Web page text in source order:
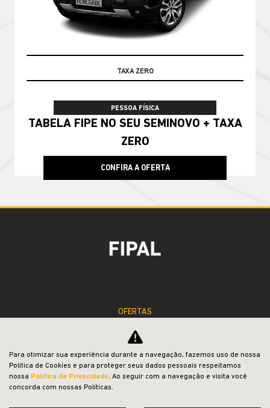
100% DA TABELA FIPE NO SEU USADO
CONFIRA A OFERTA
COMPASS
Compass Sport T270 2026
TAXA ZERO EM 24X
Para otimizar sua experiência durante a navegação, fazemos uso de nossa
Política de Cookies e para proteger seus dados pessoais respeitamos
nossa Política de Privacidade. Ao seguir com a navegação e visita você
concorda com nossas Políticas.